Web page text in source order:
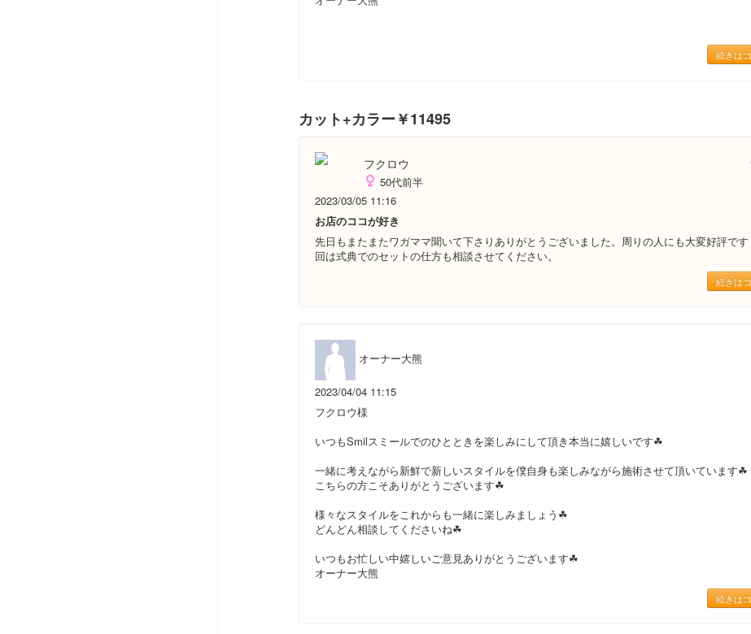
続きは
カット+カラー￥11495
フクロウ
50代前半
2023/03/05 11:16
お店のココが好き
先日もまたまたワガママ聞いて下さりありがとうございました。周りの人にも大変好評です
回は式典でのセットの仕方も相談させてください。
続きは
オーナー大熊
2023/04/04 11:15
フクロウ様
いつもSmilスミールでのひとときを楽しみにして頂き本当に嬉しいです☘
一緒に考えながら新鮮で新しいスタイルを僕自身も楽しみながら施術させて頂いています☘
こちらの方こそありがとうございます☘
様々なスタイルをこれからも一緒に楽しみましょう☘
どんどん相談してくださいね☘
いつもお忙しい中嬉しいご意見ありがとうございます☘
オーナー大熊
続きは